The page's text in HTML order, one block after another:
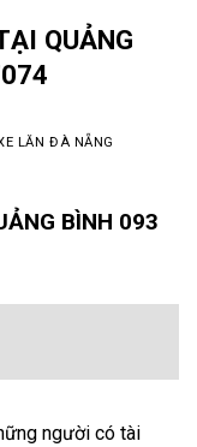
QUẢNG
LĂN ĐÀ NẴNG
BÌNH 093
người có tài